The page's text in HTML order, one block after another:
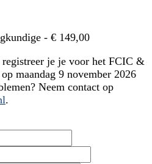
- € 149,00
je je voor het FCIC &
maandag 9 november 2026
Neem contact op
.